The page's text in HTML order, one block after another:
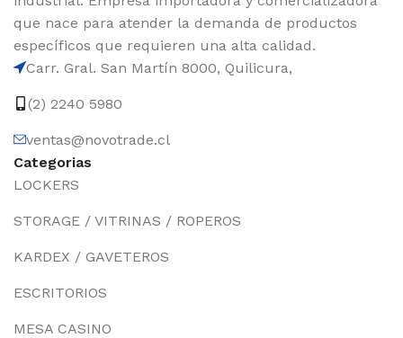
que nace para atender la demanda de productos
específicos que requieren una alta calidad.
Carr. Gral. San Martín 8000, Quilicura,
(2) 2240 5980
ventas@novotrade.cl
Categorias
LOCKERS
STORAGE / VITRINAS / ROPEROS
KARDEX / GAVETEROS
ESCRITORIOS
MESA CASINO